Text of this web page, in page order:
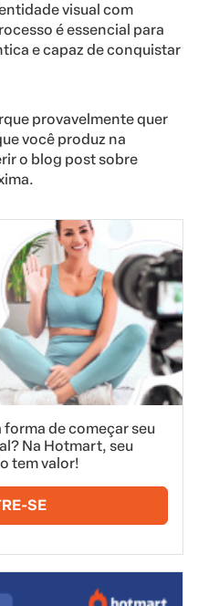
visual com
é essencial para
e capaz de conquistar
provavelmente quer
você produz na
o blog post sobre
de começar seu
Na Hotmart, seu
tem valor!
SE